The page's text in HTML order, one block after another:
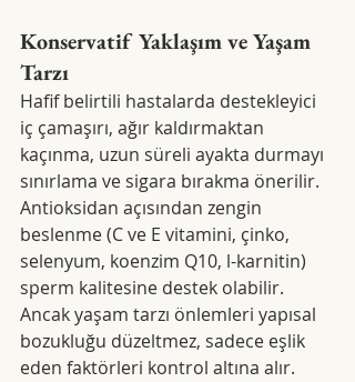
Konservatif Yaklaşım ve Yaşam
Tarzı
Hafif belirtili hastalarda destekleyici
iç çamaşırı, ağır kaldırmaktan
kaçınma, uzun süreli ayakta durmayı
sınırlama ve sigara bırakma önerilir.
Antioksidan açısından zengin
beslenme (C ve E vitamini, çinko,
selenyum, koenzim Q10, l-karnitin)
sperm kalitesine destek olabilir.
Ancak yaşam tarzı önlemleri yapısal
bozukluğu düzeltmez, sadece eşlik
eden faktörleri kontrol altına alır.